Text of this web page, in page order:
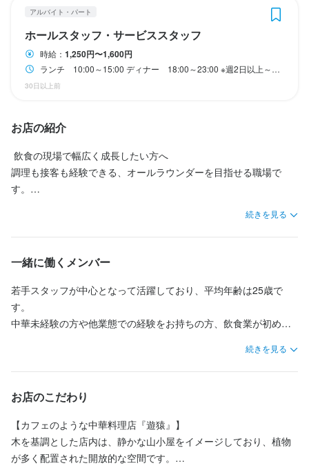
アルバイト・パート
ホールスタッフ・サービススタッフ
時給： 1,250円〜1,600円
ランチ 10:00～15:00 ディナー 18:00～23:00 ※週2日以上～OK（シフト制） ※時間帯は応相談
30日以上前
お店の紹介
飲食の現場で幅広く成長したい方へ
調理も接客も経験できる、オールラウンダーを目指せる職場で
す。
・経験豊富なシェフが手がける、本格的な中華料理を学べます
・オープンキッチンでお客様と会話する機会が多く、接客スキル
も身につきます
上海中華をベースにしたレストラン『遊猿』は、
「お客様はもちろん、働く自分たちも楽しめる場所にしたい」と
店名には〈遊＝You〉〈猿＝En〉という意味が込められており、
“人とのご縁を大切にするお店でありたい”という想いが表れていま
法人化に伴い、さらなるチャレンジに向けてスタッフ採用を再開
しました。
めったにない募集です。
続きを見る
一緒に働くメンバー
若手スタッフが中心となって活躍しており、平均年齢は25歳で
す。
中華未経験の方や他業態での経験をお持ちの方、飲食業が初めて
学生アルバイトの方も多く、フレッシュなメンバーが一緒に働い
ています。
【オーナー・大内について】
オーナーの大内は、地元・宮城で建築関係の仕事に従事した後、
24歳で飲食業界を目指す友人と上京。
外苑前・青山・神楽坂の中華料理店で12年間経験を積み、2016年
続きを見る
お店のこだわり
【カフェのような中華料理店『遊猿』】
木を基調とした店内は、静かな山小屋をイメージしており、植物
が多く配置された開放的な空間です。
社会保険完備
制服貸与
※社員旅行の導入も計画中！
まかない・食事補助あり
独立希望者歓迎
仕事内容
キッチンでの仕込みや調理、盛り付けなど、料理が完成するまで
の工程を一通りお任せします。
また、当店はお客様から調理の様子が見えるオープンキッチン。
調理が中心ではありますが、料理を提供したり、お客様と会話を
交わしたりと接客に関わる場面もあります。料理だけではなく、
お客様とのコミュニケーションも大切な仕事です。
現在活躍しているメンバーも、イタリアンやビストロ、和食な
ど、異なるジャンルから挑戦したスタッフばかりです。
「新しいことを学びたい」「料理人として成長したい」という意
欲があれば大歓迎。
その気持ちを大切に、私たちと一緒にスキルを磨いていきましょ
う。
社会保険完備
制服貸与
※社員旅行の導入も計画中！
まかない・食事補助あり
未経験者歓迎
仕事内容
キッチンでの仕込みや調理、盛り付けなど、料理が完成するまで
の工程を一通りお任せします。
また、当店はお客様から調理の様子が見えるオープンキッチン。
調理が中心ではありますが、料理を提供したり、お客様と会話を
交わしたりと接客に関わる場面もあります。料理だけではなく、
お客様とのコミュニケーションも大切な仕事です。
現在活躍しているメンバーも、イタリアンやビストロ、和食な
ど、異なるジャンルから挑戦したスタッフばかりです。
「新しいことを学びたい」「料理人として成長したい」という意
欲があれば大歓迎。
その気持ちを大切に、私たちと一緒にスキルを磨いていきましょ
う。
特徴
駅チカ(徒歩5分以内)
仕事内容
ホールでの基本業務全般をお任せします。
具体的には、お客様のご案内、オーダー取り、ドリンク作り、簡
単な盛り付け、配膳、洗い場などです。
学生スタッフが多数在籍、平均年齢25歳
そんな前向きな方にぴったりの環境です。
毎日新しいことを学びながら、自分のスキルを伸ばしていける職
場です。
この仕事のおすすめポイント
フリーターの方も大歓迎です。
自分のペースで働けます
勤務は週2日から可能で、時間帯も相談に応じます。
日曜・祝日は定休日のため、プライベートの予定も立てやすい環